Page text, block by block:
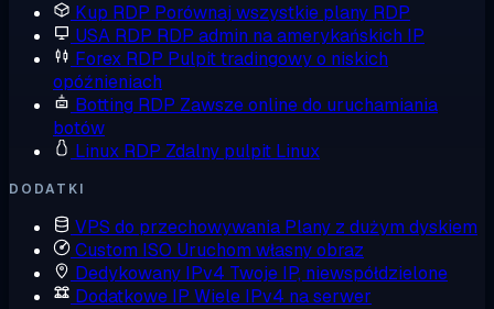
Kup RDP Porównaj wszystkie plany RDP
USA RDP RDP admin na amerykańskich IP
Forex RDP Pulpit tradingowy o niskich
opóźnieniach
Botting RDP Zawsze online do uruchamiania
botów
Linux RDP Zdalny pulpit Linux
DODATKI
VPS do przechowywania Plany z dużym dyskiem
Custom ISO Uruchom własny obraz
Dedykowany IPv4 Twoje IP, niewspółdzielone
Dodatkowe IP Wiele IPv4 na serwer